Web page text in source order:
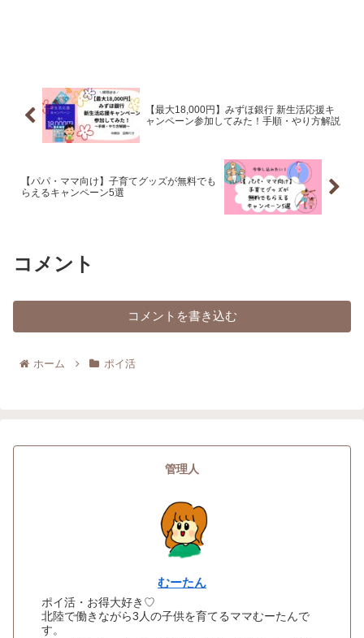
【最大18,000円】みずほ銀行 新生活応援キ
ャンペーン参加してみた！手順・やり方解説
【パパ・ママ向け】子育てグッズが無料でも
らえるキャンペーン5選
コメント
コメントを書き込む
ホーム ポイ活
管理人
むーたん
ポイ活・お得大好き♡
北陸で働きながら3人の子供を育てるママむーたんで
す。